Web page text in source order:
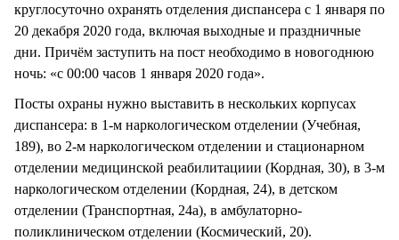
круглосуточно охранять отделения диспансера с 1 января по
20 декабря 2020 года, включая выходные и праздничные
дни. Причём заступить на пост необходимо в новогоднюю
ночь: «с 00:00 часов 1 января 2020 года».
Посты охраны нужно выставить в нескольких корпусах
диспансера: в 1-м наркологическом отделении (Учебная,
189), во 2-м наркологическом отделении и стационарном
отделении медицинской реабилитациии (Кордная, 30), в 3-м
наркологическом отделении (Кордная, 24), в детском
отделении (Транспортная, 24а), в амбулаторно-
поликлиническом отделении (Космический, 20).